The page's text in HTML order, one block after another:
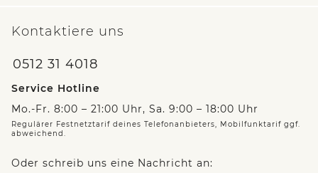
Kontaktiere uns
0512 31 4018
Service Hotline
Mo.-Fr. 8:00 – 21:00 Uhr, Sa. 9:00 – 18:00 Uhr
Regulärer Festnetztarif deines Telefonanbieters, Mobilfunktarif ggf.
abweichend.
Oder schreib uns eine Nachricht an: